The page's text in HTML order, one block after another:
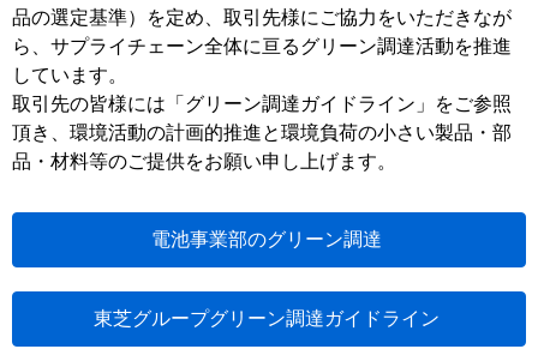
品の選定基準）を定め、取引先様にご協力をいただきなが
ら、サプライチェーン全体に亘るグリーン調達活動を推進
しています。
取引先の皆様には「グリーン調達ガイドライン」をご参照
頂き、環境活動の計画的推進と環境負荷の小さい製品・部
品・材料等のご提供をお願い申し上げます。
電池事業部のグリーン調達
東芝グループグリーン調達ガイドライン